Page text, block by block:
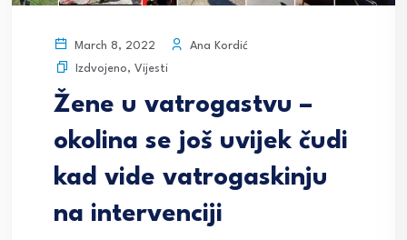
March 8, 2022
Ana Kordić
Izdvojeno, Vijesti
Žene u vatrogastvu –
okolina se još uvijek čudi
kad vide vatrogaskinju
na intervenciji